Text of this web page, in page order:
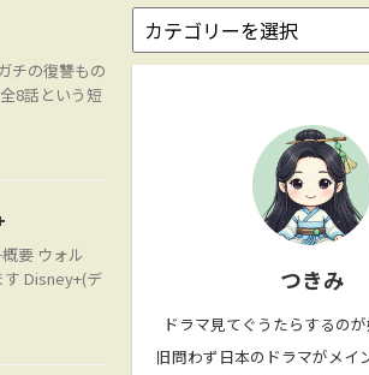
チの復讐もの
8話という短
要 ウォル
す Disney+(デ
つきみ
ドラマ見てぐうたらするの
旧問わず日本のドラマがメイ